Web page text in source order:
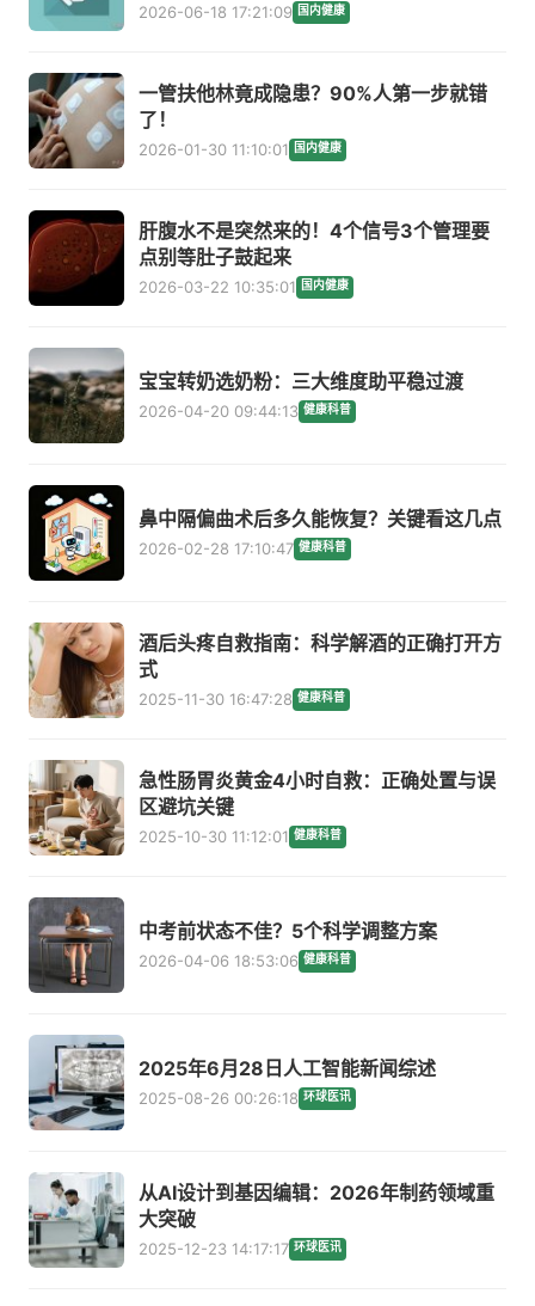
2026-06-18 17:21:09 国内健康
一管扶他林竟成隐患？90%人第一步就错
了！
2026-01-30 11:10:01 国内健康
肝腹水不是突然来的！4个信号3个管理要
点别等肚子鼓起来
2026-03-22 10:35:01 国内健康
宝宝转奶选奶粉：三大维度助平稳过渡
2026-04-20 09:44:13 健康科普
鼻中隔偏曲术后多久能恢复？关键看这几点
2026-02-28 17:10:47 健康科普
酒后头疼自救指南：科学解酒的正确打开方
式
2025-11-30 16:47:28 健康科普
急性肠胃炎黄金4小时自救：正确处置与误
区避坑关键
2025-10-30 11:12:01 健康科普
中考前状态不佳？5个科学调整方案
2026-04-06 18:53:06 健康科普
2025年6月28日人工智能新闻综述
2025-08-26 00:26:18 环球医讯
从AI设计到基因编辑：2026年制药领域重
大突破
2025-12-23 14:17:17 环球医讯